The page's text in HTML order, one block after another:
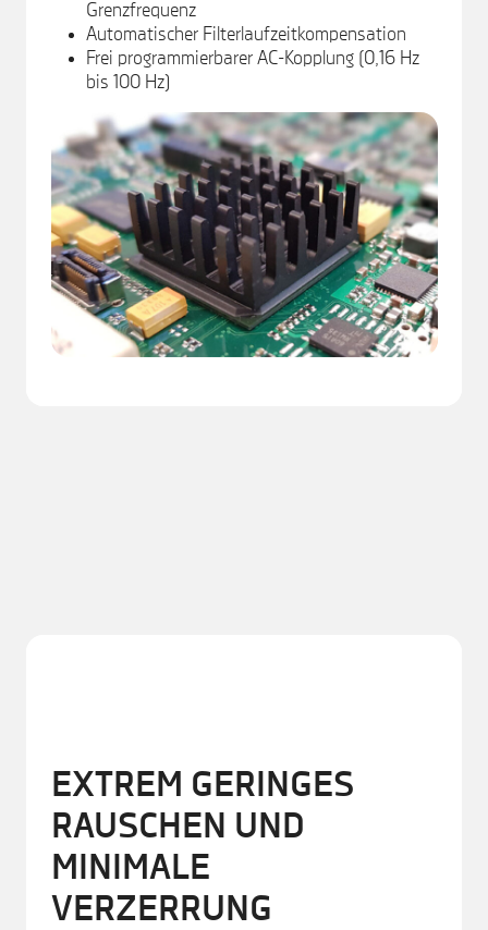
Grenzfrequenz
Automatischer Filterlaufzeitkompensation
Frei programmierbarer AC-Kopplung (0,16 Hz
bis 100 Hz)
EXTREM GERINGES
RAUSCHEN UND
MINIMALE
VERZERRUNG